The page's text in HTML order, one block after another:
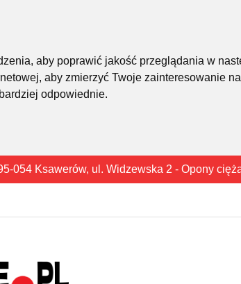
aby poprawić jakość przeglądania w
, aby zmierzyć Twoje zainteresowanie
odpowiednie.
054 Ksawerów, ul. Widzewska 2 - Opony